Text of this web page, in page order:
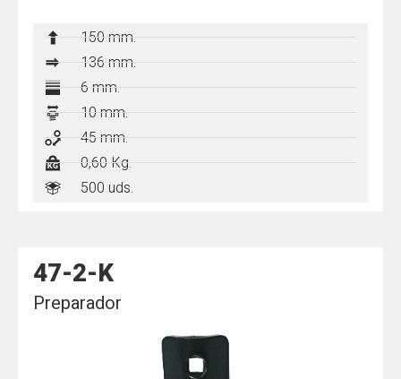
150 mm.
136 mm.
6 mm.
10 mm.
45 mm.
0,60 Kg.
500 uds.
47-2-K
Preparador